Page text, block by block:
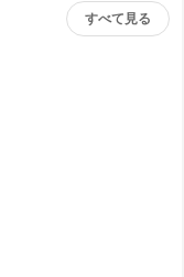
すべて見る